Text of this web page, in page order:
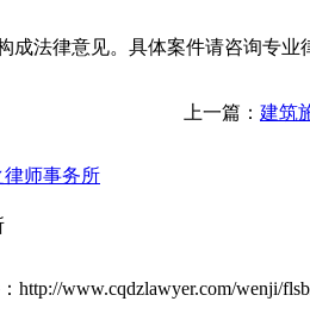
成法律意见。具体案件请咨询专业
上一篇： 建筑
律师事务所
http://www.cqdzlawyer.com/wenji/